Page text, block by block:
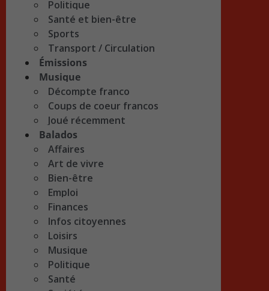
Politique
Santé et bien-être
Sports
Transport / Circulation
Émissions
Musique
Décompte franco
Coups de coeur francos
Joué récemment
Balados
Affaires
Art de vivre
Bien-être
Emploi
Finances
Infos citoyennes
Loisirs
Musique
Politique
Santé